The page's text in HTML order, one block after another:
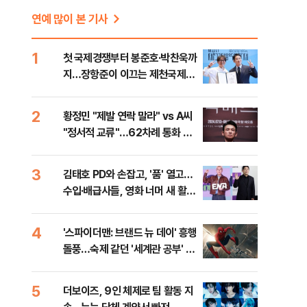
연예 많이 본 기사
1
첫 국제경쟁부터 봉준호·박찬욱까
지…장항준이 이끄는 제천국제음
2
황정민 "제발 연락 말라" vs A씨
"정서적 교류"…62차례 통화 공
3
김태호 PD와 손잡고, '품' 열고…
수입·배급사들, 영화 너머 새 활로
4
'스파이더맨: 브랜드 뉴 데이' 흥행
돌풍…숙제 같던 '세계관 공부' 덜
5
더보이즈, 9인 체제로 팀 활동 지